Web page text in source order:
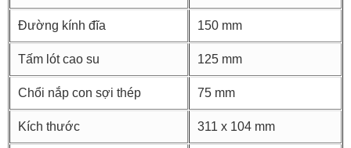
Đường kính đĩa 150 mm
Tấm lót cao su 125 mm
Chổi nắp con sợi thép 75 mm
Kích thước 311 x 104 mm